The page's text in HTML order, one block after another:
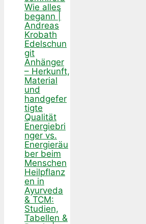
Wie alles
begann |
Andreas
Krobath
Edelschun
git
Anhänger
– Herkunft,
Material
und
handgefer
tigte
Qualität
Energiebri
nger vs.
Energieräu
ber beim
Menschen
Heilpflanz
en in
Ayurveda
& TCM:
Studien,
Tabellen &